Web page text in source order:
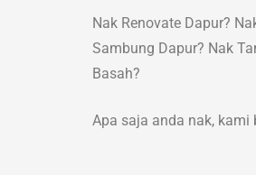
Nak Renovate Dapur?
Sambung Dapur? Nak
Basah?
Apa saja anda nak, kami